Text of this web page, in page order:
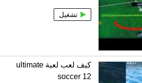
تشغيل
كيف لعب لعبة ultimate
soccer 12